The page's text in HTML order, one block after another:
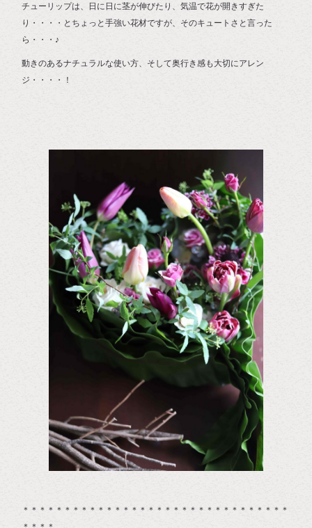
チューリップは、日に日に茎が伸びたり、気温で花が開きすぎた
り・・・・とちょっと手強い花材ですが、そのキュートさと言った
ら・・・♪
動きのあるナチュラルな使い方、そして奥行き感も大切にアレン
ジ・・・・！
＊＊＊＊＊＊＊＊＊＊＊＊＊＊＊＊＊＊＊＊＊＊＊＊＊＊＊＊＊＊＊＊